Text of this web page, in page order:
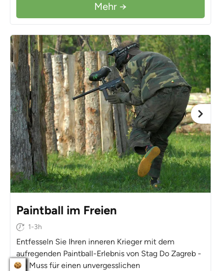
Mehr →
Paintball im Freien
1-3h
Entfesseln Sie Ihren inneren Krieger mit dem
aufregenden Paintball-Erlebnis von Stag Do Zagreb -
ein Muss für einen unvergesslichen